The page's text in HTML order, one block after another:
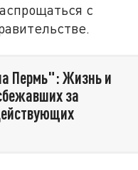
с
Пермь": Жизнь и
за